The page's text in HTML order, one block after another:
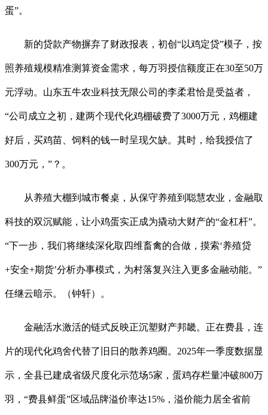
蛋”。
新的贷款产物摒弃了财政报表，初创“以鸡定贷”模子，按
照养殖规模精准测算资金需求，每万羽授信额度正在30至50万
元浮动。山东五牛农业科技无限公司的李柔君恰是受益者，
“公司成立之初，建两个现代化鸡棚破费了3000万元，鸡棚建
好后，买鸡苗、饲料的钱一时呈现欠缺。其时，给我授信了
300万元，”？。
从养殖大棚到城市餐桌，从保守养殖到聪慧农业，金融取
科技的双沉赋能，让小鸡蛋实正成为撬动大财产的“金杠杆”。
“下一步，我们将继续深化取四维畜禽的合做，摸索‘养殖贷
+安全+期货’分析办事模式，为村落复兴注入更多金融动能。”
任继云暗示。（钟轩）。
金融活水激活的链式反映正沉塑财产邦畿。正在费县，连
片的现代化鸡舍代替了旧日的散养鸡圈。2025年一季度数据显
示，全县已建成省级尺度化示范场5家，蛋鸡存栏量冲破800万
羽，“费县鲜蛋”区域品牌溢价率达15%，溢价能力居全省前